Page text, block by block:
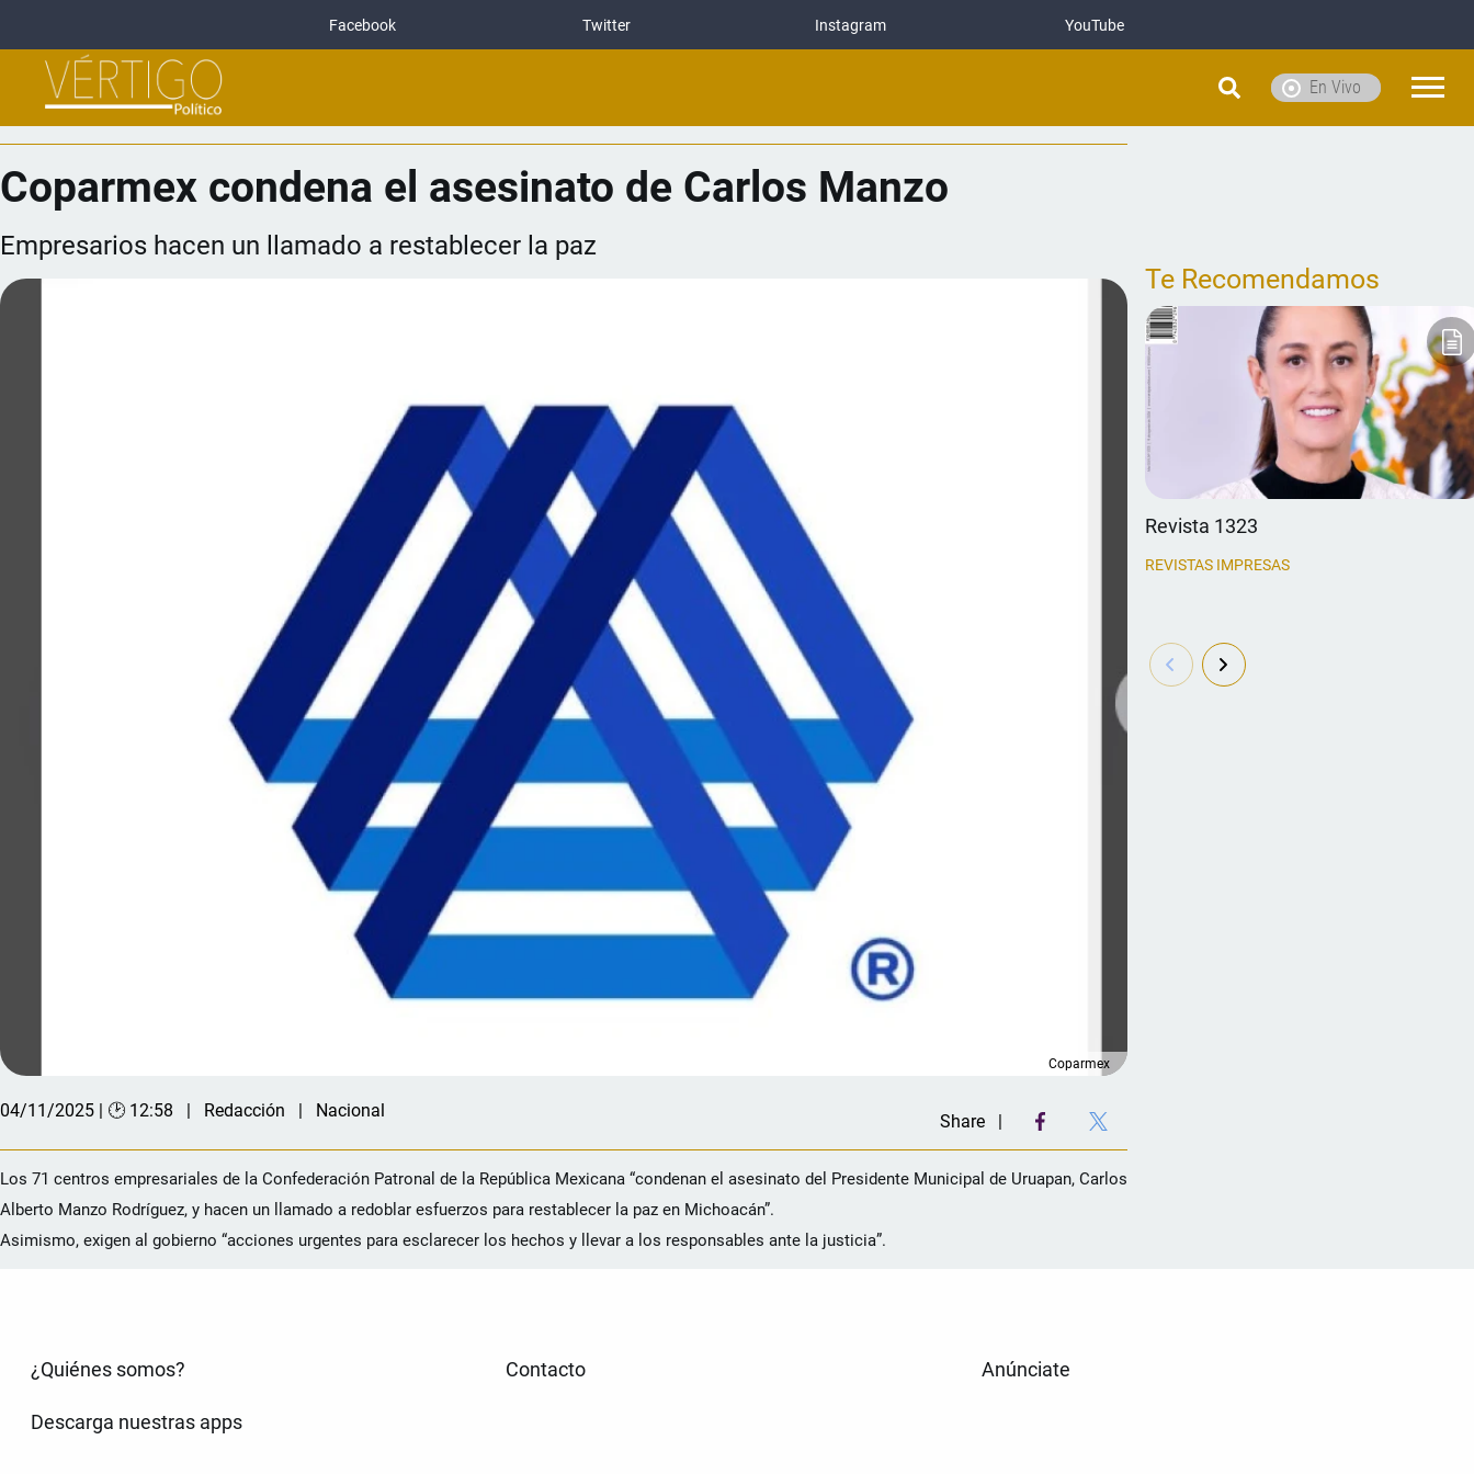
Facebook Twitter Instagram YouTube
En Vivo
Coparmex condena el asesinato de Carlos Manzo
Empresarios hacen un llamado a restablecer la paz
Coparmex
04/11/2025 | 🕑 12:58 Redacción Nacional
Share
Los 71 centros empresariales de la Confederación Patronal de la República Mexicana “condenan el asesinato del Presidente Municipal de Uruapan, Carlos
Alberto Manzo Rodríguez, y hacen un llamado a redoblar esfuerzos para restablecer la paz en Michoacán”.
Asimismo, exigen al gobierno “acciones urgentes para esclarecer los hechos y llevar a los responsables ante la justicia”.
Te Recomendamos
Revista 1323
REVISTAS IMPRESAS
¿Quiénes somos? Contacto Anúnciate
Descarga nuestras apps